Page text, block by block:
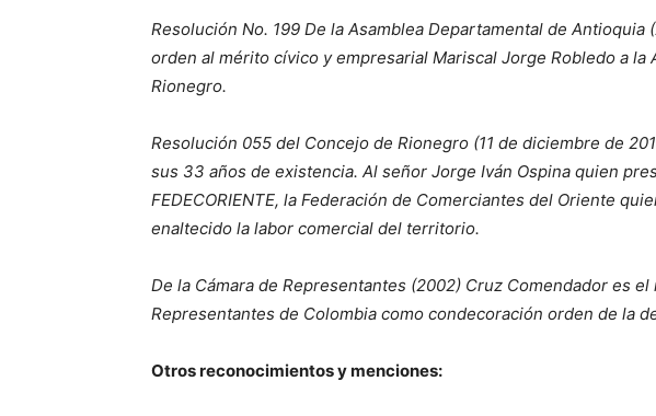
Resolución No. 199 De la Asamblea Departamental de Antioquia
orden al mérito cívico y empresarial Mariscal Jorge Robledo a la
Rionegro.
Resolución 055 del Concejo de Rionegro (11 de diciembre de
sus 33 años de existencia. Al señor Jorge Iván Ospina quien
FEDECORIENTE, la Federación de Comerciantes del Oriente
enaltecido la labor comercial del territorio.
De la Cámara de Representantes (2002) Cruz Comendador es
Representantes de Colombia como condecoración orden de la
Otros reconocimientos y menciones: